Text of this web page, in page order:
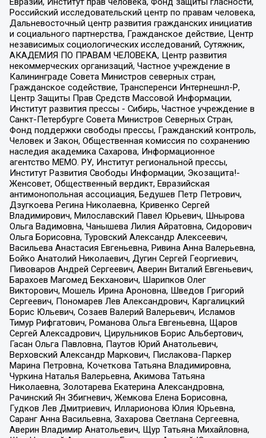
Российский исследовательский центр по правам человека,
Дальневосточный центр развития гражданских инициатив
и социального партнерства, Гражданское действие, Центр
независимых социологических исследований, Сутяжник,
АКАДЕМИЯ ПО ПРАВАМ ЧЕЛОВЕКА, Центр развития
некоммерческих организаций, Частное учреждение в
Калининграде Совета Министров северных стран,
Гражданское содействие, Трансперенси Интернешнл-Р,
Центр Защиты Прав Средств Массовой Информации,
Институт развития прессы - Сибирь, Частное учреждение в
Санкт-Петербурге Совета Министров Северных Стран,
Фонд поддержки свободы прессы, Гражданский контроль,
Человек и Закон, Общественная комиссия по сохранению
наследия академика Сахарова, Информационное
агентство МЕМО. РУ, Институт региональной прессы,
Институт Развития Свободы Информации, Экозащита!-
Женсовет, Общественный вердикт, Евразийская
антимонопольная ассоциация, Бедушев Петр Петрович,
Дзугкоева Регина Николаевна, Кривенко Сергей
Владимирович, Милославский Павел Юрьевич, Шнырова
Ольга Вадимовна, Чанышева Лилия Айратовна, Сидорович
Ольга Борисовна, Туровский Александр Алексеевич,
Васильева Анастасия Евгеньевна, Ривина Анна Валерьевна,
Бойко Анатолий Николаевич, Дугин Сергей Георгиевич,
Пивоваров Андрей Сергеевич, Аверин Виталий Евгеньевич,
Барахоев Магомед Бекханович, Шарипков Олег
Викторович, Мошель Ирина Ароновна, Шведов Григорий
Сергеевич, Пономарев Лев Александрович, Каргалицкий
Борис Юльевич, Созаев Валерий Валерьевич, Исламов
Тимур Рифгатович, Романова Ольга Евгеньевна, Щаров
Сергей Алексадрович, Цирульников Борис Альбертович,
Гасан Ольга Павловна, Паутов Юрий Анатольевич,
Верховский Александр Маркович, Пислакова-Паркер
Марина Петровна, Кочеткова Татьяна Владимировна,
Чуркина Наталья Валерьевна, Акимова Татьяна
Николаевна, Золотарева Екатерина Александровна,
Рачинский Ян Збигневич, Жемкова Елена Борисовна,
Гудков Лев Дмитриевич, Илларионова Юлия Юрьевна,
Саранг Анна Васильевна, Захарова Светлана Сергеевна,
Аверин Владимир Анатольевич, Щур Татьяна Михайловна,